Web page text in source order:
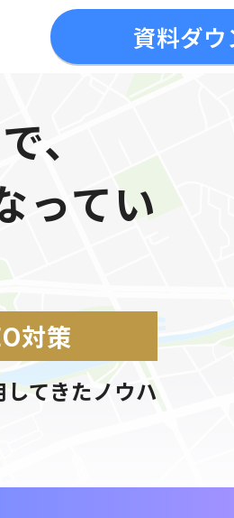
資料ダウ
、
ってい
対策
てきたノウハ